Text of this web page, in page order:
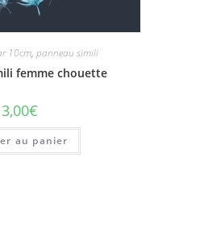
10cm, panneau simili
femme chouette
3,00€
au panier